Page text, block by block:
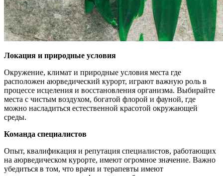
Локация и природные условия
Окружение, климат и природные условия места где
расположен аюрведический курорт, играют важную роль в
процессе исцеления и восстановления организма. Выбирайте
места с чистым воздухом, богатой флорой и фауной, где
можно насладиться естественной красотой окружающей
среды.
Команда специалистов
Опыт, квалификация и репутация специалистов, работающих
на аюрведическом курорте, имеют огромное значение. Важно
убедиться в том, что врачи и терапевты имеют